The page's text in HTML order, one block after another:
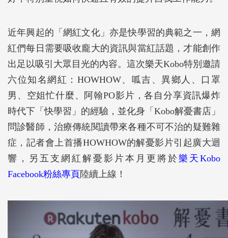
近年興起的「網紅文化」亦是快學習的典範之一，網
紅們每日需要吸收龐大的資訊與當紅話題，才能創作
出足以吸引大眾目光的內容。這次樂天Kobo特別邀請
六位知名網紅：HOWHOW、呱吉、異鄉人、口罩
男、空姐忙什麼、阿翰PO影片，各自分享資訊爆炸
時代下「快學習」的經驗，並化身「Kobo解憂書店」
問診醫師，治療傳統閱讀帶來各種不可不治的疑難雜
症，記者會上首播HOWHOW的解憂影片引起廣大迴
響，另五支網紅解憂影片本月更將於樂天Kobo
Facebook粉絲專頁陸續上線！